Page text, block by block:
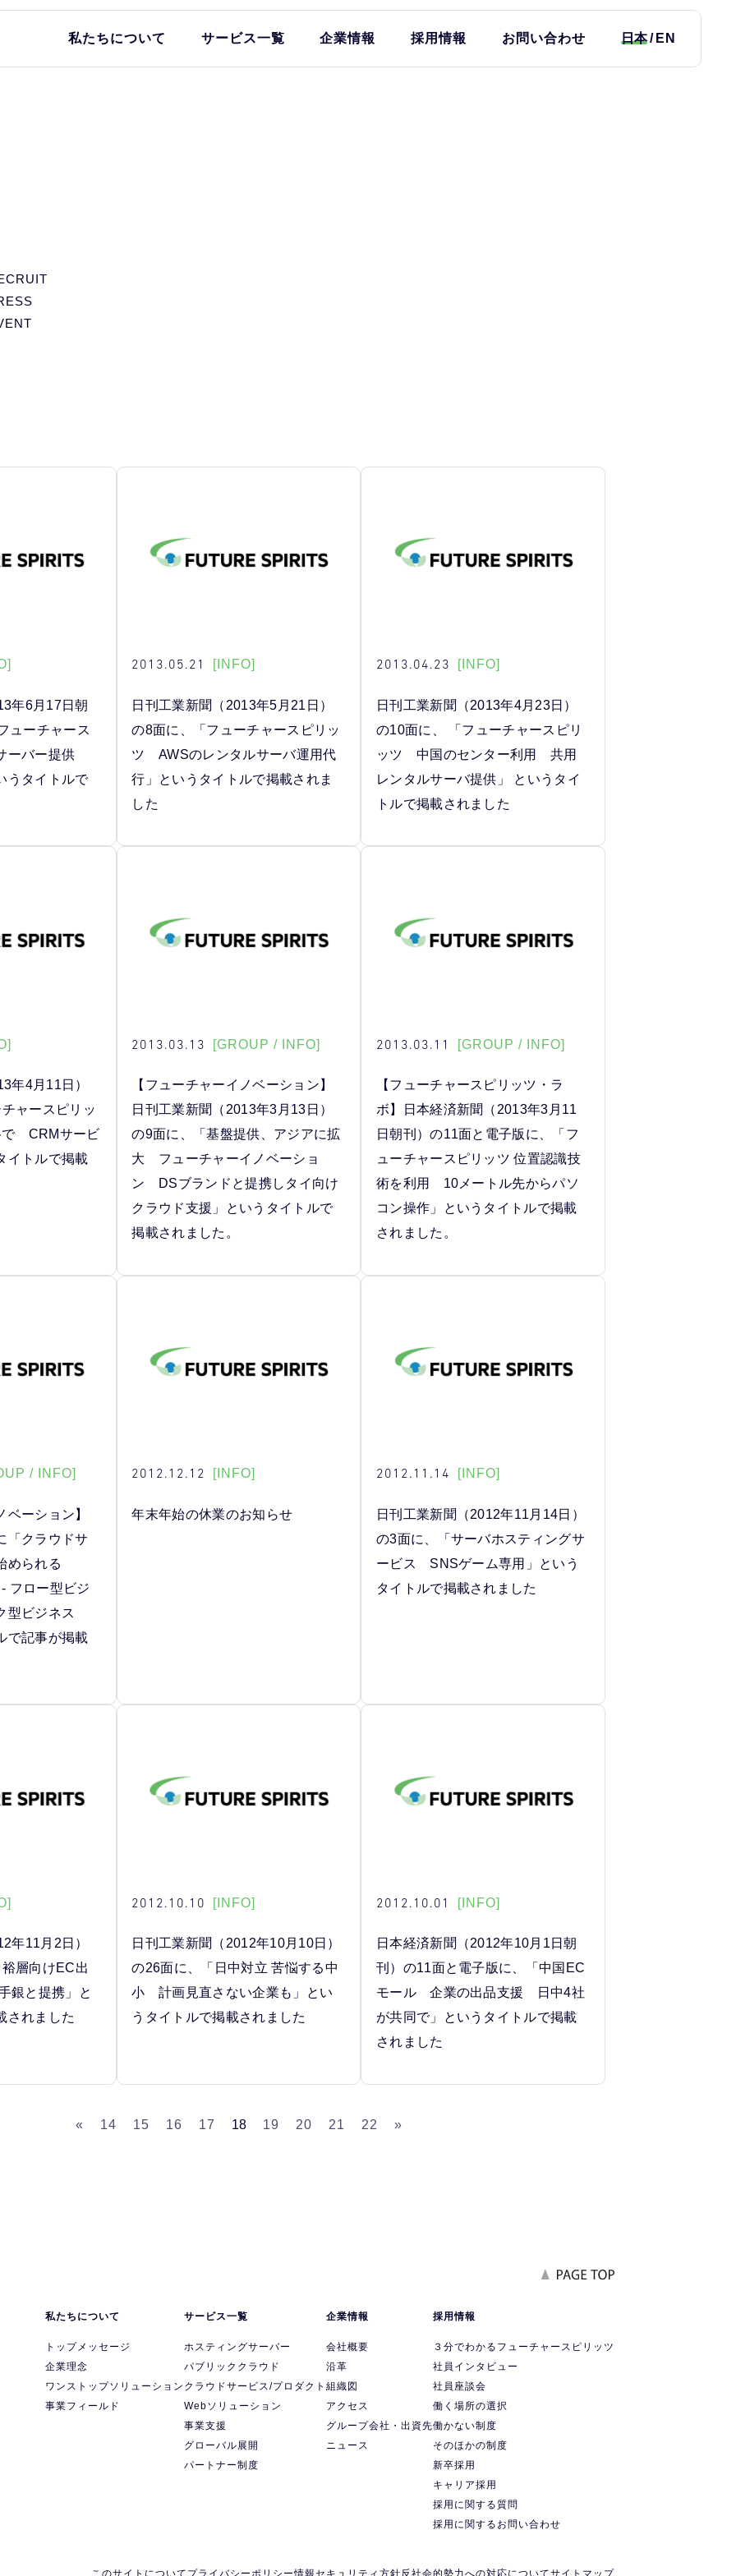
私たちについて サービス一覧 企業情報 採用情報 お問い合わせ 日本 EN
年6月17日朝
ューチャース
ーバー提供
うタイトルで
2013.05.21 [INFO]
日刊工業新聞（2013年5月21日）
の8面に、「フューチャースピリッ
ツ AWSのレンタルサーバ運用代
行」というタイトルで掲載されま
した
2013.04.23 [INFO]
日刊工業新聞（2013年4月23日）
の10面に、 「フューチャースピリ
ッツ 中国のセンター利用 共用
レンタルサーバ提供」 というタイ
トルで掲載されました
年4月11日）
ャースピリッ
で CRMサービ
イトルで掲載
2013.03.13 [GROUP / INFO]
【フューチャーイノベーション】
日刊工業新聞（2013年3月13日）
の9面に、「基盤提供、アジアに拡
大 フューチャーイノベーショ
ン DSブランドと提携しタイ向け
クラウド支援」というタイトルで
掲載されました。
2013.03.11 [GROUP / INFO]
【フューチャースピリッツ・ラ
ボ】日本経済新聞（2013年3月11
日朝刊）の11面と電子版に、「フ
ューチャースピリッツ 位置認識技
術を利用 10メートル先からパソ
コン操作」というタイトルで掲載
されました。
/ INFO]
ーション】
「クラウドサ
められる
フロー型ビジ
型ビジネス
で記事が掲載
2012.12.12 [INFO]
年末年始の休業のお知らせ
2012.11.14 [INFO]
日刊工業新聞（2012年11月14日）
の3面に、「サーバホスティングサ
ービス SNSゲーム専用」という
タイトルで掲載されました
年11月2日）
層向けEC出
銀と提携」と
されました
2012.10.10 [INFO]
日刊工業新聞（2012年10月10日）
の26面に、「日中対立 苦悩する中
小 計画見直さない企業も」とい
うタイトルで掲載されました
2012.10.01 [INFO]
日本経済新聞（2012年10月1日朝
刊）の11面と電子版に、「中国EC
モール 企業の出品支援 日中4社
が共同で」というタイトルで掲載
されました
« 14 15 16 17 18 19 20 21 22 »
私たちについて
トップメッセージ
企業理念
ワンストップソリューション
事業フィールド
サービス一覧
ホスティングサーバー
パブリッククラウド
クラウドサービス/プロダクト
Webソリューション
事業支援
グローバル展開
パートナー制度
企業情報
会社概要
沿革
組織図
アクセス
グループ会社・出資先
ニュース
採用情報
３分でわかるフューチャースピリッツ
社員インタビュー
社員座談会
働く場所の選択
働かない制度
そのほかの制度
新卒採用
キャリア採用
採用に関する質問
採用に関するお問い合わせ
このサイトについて プライバシーポリシー情報セキュリティ方針 反社会的勢力への対応についてサイトマップ